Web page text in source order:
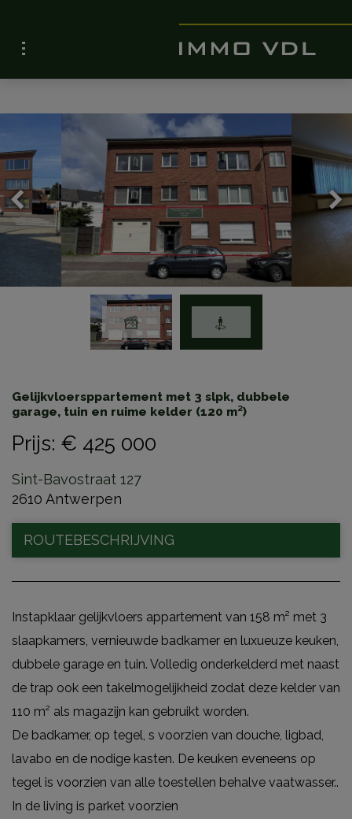
Gelijkvloersppartement met 3 slpk, dubbele
garage, tuin en ruime kelder (120 m²)
Prijs: € 425 000
Sint-Bavostraat 127
2610 Antwerpen
ROUTEBESCHRIJVING
Instapklaar gelijkvloers appartement van 158 m² met 3
slaapkamers, vernieuwde badkamer en luxueuze keuken,
dubbele garage en tuin. Volledig onderkelderd met naast
de trap ook een takelmogelijkheid zodat deze kelder van
110 m² als magazijn kan gebruikt worden.
De badkamer, op tegel, s voorzien van douche, ligbad,
lavabo en de nodige kasten. De keuken eveneens op
tegel is voorzien van alle toestellen behalve vaatwasser..
In de living is parket voorzien